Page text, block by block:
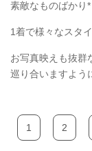
素敵なものばかり*
1着で様々なスタ
お写真映えも抜群
巡り合いますよ
1 2